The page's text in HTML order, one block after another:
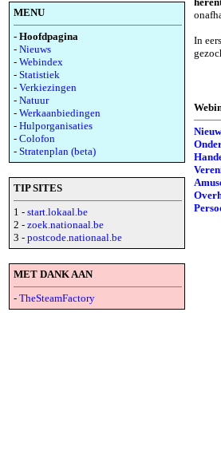
MENU
- Hoofdpagina
- Nieuws
- Webindex
- Statistiek
- Verkiezingen
- Natuur
- Werkaanbiedingen
- Hulporganisaties
- Colofon
- Stratenplan (beta)
TIP SITES
1 - start.lokaal.be
2 - zoek.nationaal.be
3 - postcode.nationaal.be
MET DANK AAN
- TheSteamFactory
In